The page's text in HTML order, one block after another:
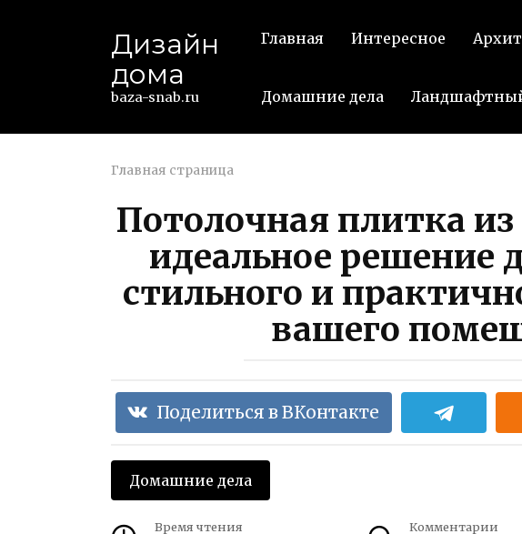
Дизайн
дома
baza-snab.ru
Главная Интересное
Домашние дела
Главная страница
Потолочная плитка
идеальное решение
стильного и
вашего
Поделиться в ВКонтакте
Домашние дела
Время чтения Комментарии